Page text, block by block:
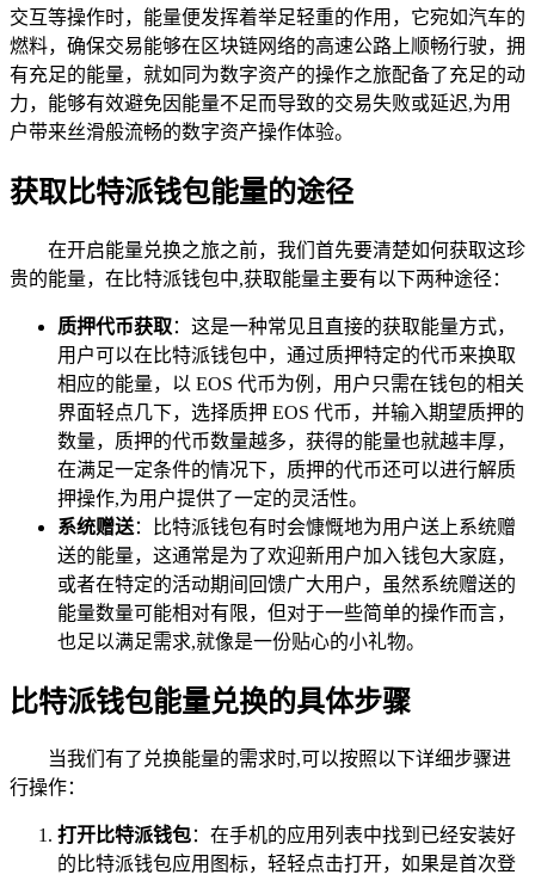
交互等操作时，能量便发挥着举足轻重的作用，它宛如汽车的
燃料，确保交易能够在区块链网络的高速公路上顺畅行驶，拥
有充足的能量，就如同为数字资产的操作之旅配备了充足的动
力，能够有效避免因能量不足而导致的交易失败或延迟,为用
户带来丝滑般流畅的数字资产操作体验。
获取比特派钱包能量的途径
在开启能量兑换之旅之前，我们首先要清楚如何获取这珍
贵的能量，在比特派钱包中,获取能量主要有以下两种途径：
质押代币获取：这是一种常见且直接的获取能量方式，
用户可以在比特派钱包中，通过质押特定的代币来换取
相应的能量，以 EOS 代币为例，用户只需在钱包的相关
界面轻点几下，选择质押 EOS 代币，并输入期望质押的
数量，质押的代币数量越多，获得的能量也就越丰厚，
在满足一定条件的情况下，质押的代币还可以进行解质
押操作,为用户提供了一定的灵活性。
系统赠送：比特派钱包有时会慷慨地为用户送上系统赠
送的能量，这通常是为了欢迎新用户加入钱包大家庭，
或者在特定的活动期间回馈广大用户，虽然系统赠送的
能量数量可能相对有限，但对于一些简单的操作而言，
也足以满足需求,就像是一份贴心的小礼物。
比特派钱包能量兑换的具体步骤
当我们有了兑换能量的需求时,可以按照以下详细步骤进
行操作：
打开比特派钱包：在手机的应用列表中找到已经安装好
的比特派钱包应用图标，轻轻点击打开，如果是首次登